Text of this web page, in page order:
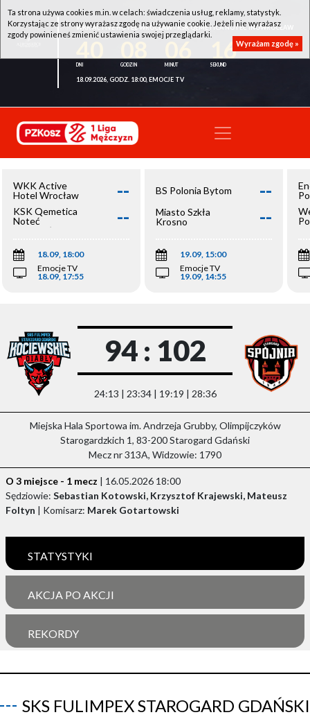
WKK ACTIVE HOTEL WROCŁAW - KSK QEMETICA NOTEĆ INOWROCŁAW
16
18.09.2026, GODZ. 18:00, EMOCJE TV
WKK Active
Hotel Wrocław
--
KSK Qemetica
Noteć
Inowrocław
--
18.09, 18:00
Emocje TV
18.09, 17:55
BS Polonia Bytom --
Miasto Szkła
Krosno
--
19.09, 15:00
Emocje TV
19.09, 14:55
94 : 102
24:13 | 23:34 | 19:19 | 28:36
Miejska Hala Sportowa im. Andrzeja Grubby, Olimpijczyków
Starogardzkich 1, 83-200 Starogard Gdański
Mecz nr 313A, Widzowie: 1790
O 3 miejsce - 1 mecz | 16.05.2026 18:00
Sędziowie: Sebastian Kotowski, Krzysztof Krajewski, Mateusz
Foltyn | Komisarz: Marek Gotartowski
STATYSTYKI
AKCJA PO AKCJI
REKORDY
SKS FULIMPEX STAROGARD GDAŃSKI
Ta strona używa cookies m.in. w celach: świadczenia usług, reklamy, statystyk.
Korzystając ze strony wyrażasz zgodę na używanie cookie. Jeżeli nie wyrażasz
zgody powinieneś zmienić ustawienia swojej przeglądarki.
Wyrażam zgodę »